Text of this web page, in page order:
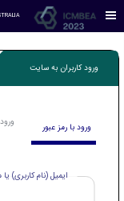
ورود کاربران به سایت
ورود با رمز عبور
ایمیل (نام کاربری)